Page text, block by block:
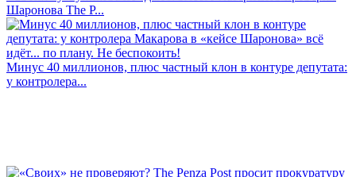
Шаронова The P...
Минус 40 миллионов, плюс частный клон в контуре депутата:
у контролера...